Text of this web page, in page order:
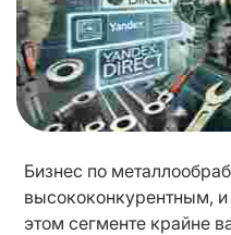
Бизнес по
высококонкурентным,
этом сегменте крайне